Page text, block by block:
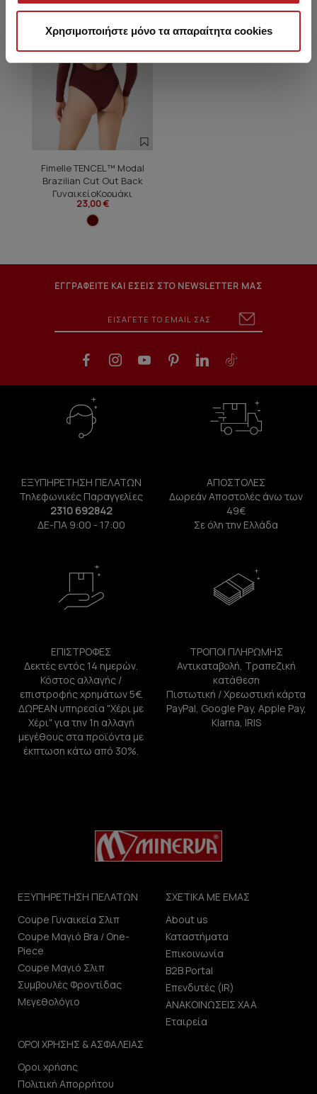
Χρησιμοποιήστε μόνο τα απαραίτητα cookies
Fimelle TENCEL™ Modal
Brazilian Cut Out Back
ΓυναικείοΚορμάκι
23,00 €
ΕΓΓΡΑΦΕΙΤΕ ΚΑΙ ΕΣΕΙΣ ΣΤΟ NEWSLETTER ΜΑΣ
ΕΞΥΠΗΡΕΤΗΣΗ ΠΕΛΑΤΩΝ
Τηλεφωνικές Παραγγελίες
2310 692842
ΔΕ-ΠΑ 9:00 - 17:00
ΑΠΟΣΤΟΛΕΣ
Δωρεάν Αποστολές άνω των
49€
Σε όλη την Ελλάδα
ΕΠΙΣΤΡΟΦΕΣ
Δεκτές εντός 14 ημερών.
Κόστος αλλαγής /
επιστροφής χρημάτων 5€.
ΔΩΡΕΑΝ υπηρεσία "Χέρι με
Χέρι" για την 1η αλλαγή
μεγέθους στα προϊόντα με
έκπτωση κάτω από 30%.
ΤΡΟΠΟΙ ΠΛΗΡΩΜΗΣ
Αντικαταβολή, Τραπεζική
κατάθεση
Πιστωτική / Χρεωστική κάρτα
PayPal, Google Pay, Apple Pay,
Klarna, IRIS
ΕΞΥΠΗΡΕΤΗΣΗ ΠΕΛΑΤΩΝ
Coupe Γυναικεία Σλιπ
Coupe Μαγιό Bra / One-
Piece
Coupe Μαγιό Σλιπ
Συμβουλές Φροντίδας
Μεγεθολόγιο
ΣΧΕΤΙΚΑ ΜΕ ΕΜΑΣ
About us
Καταστήματα
Επικοινωνία
B2B Portal
Επενδυτές (IR)
ΑΝΑΚΟΙΝΩΣΕΙΣ ΧΑΑ
Εταιρεία
ΟΡΟΙ ΧΡΗΣΗΣ & ΑΣΦΑΛΕΙΑΣ
Οροι χρήσης
Πολιτική Απορρήτου